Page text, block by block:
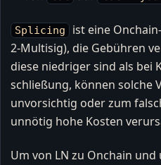
Splicing
ist eine
2-Multisig), die Gebühren
diese niedriger sind als bei
schließung, können solche
unvorsichtig oder zum
unnötig hohe Kosten
Um von LN zu Onchain